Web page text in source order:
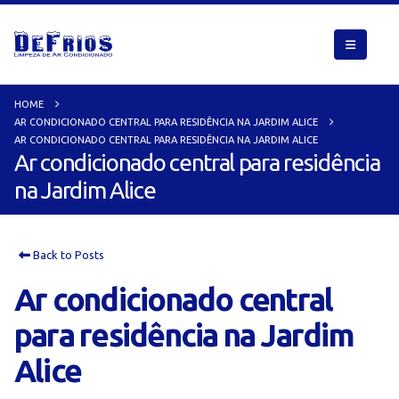
HOME
AR CONDICIONADO CENTRAL PARA RESIDÊNCIA NA JARDIM ALICE
AR CONDICIONADO CENTRAL PARA RESIDÊNCIA NA JARDIM ALICE
Ar condicionado central para residência
na Jardim Alice
Back to Posts
Ar condicionado central
para residência na Jardim
Alice